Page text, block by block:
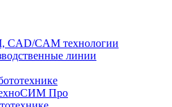
CAD/CAM технологии
линии
Про